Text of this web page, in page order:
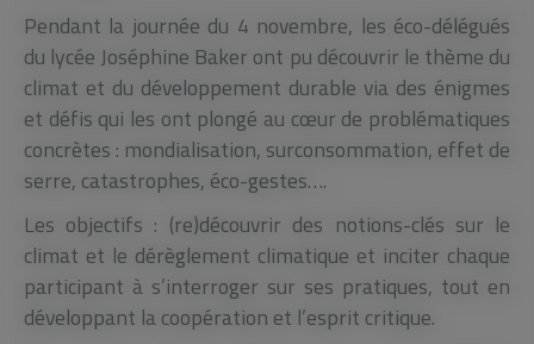
Pendant la journée du 4 novembre, les éco-délégués
du lycée Joséphine Baker ont pu découvrir le thème du
climat et du développement durable via des énigmes
et défis qui les ont plongé au cœur de problématiques
concrètes : mondialisation, surconsommation, effet de
serre, catastrophes, éco-gestes….
Les objectifs : (re)découvrir des notions-clés sur le
climat et le dérèglement climatique et inciter chaque
participant à s’interroger sur ses pratiques, tout en
développant la coopération et l’esprit critique.